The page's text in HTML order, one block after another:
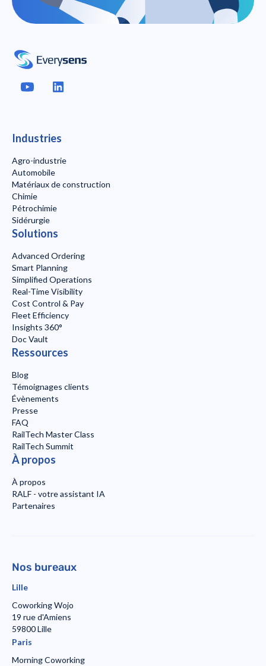
Industries
Agro-industrie
Automobile
Matériaux de construction
Chimie
Pétrochimie
Sidérurgie
Solutions
Advanced Ordering
Smart Planning
Simplified Operations
Real-Time Visibility
Cost Control & Pay
Fleet Efficiency
Insights 360°
Doc Vault
Ressources
Blog
Témoignages clients
Évènements
Presse
FAQ
RailTech Master Class
RailTech Summit
À propos
À propos
RALF - votre assistant IA
Partenaires
Nos bureaux
Lille
Coworking Wojo
19 rue d'Amiens
59800 Lille
Paris
Morning Coworking